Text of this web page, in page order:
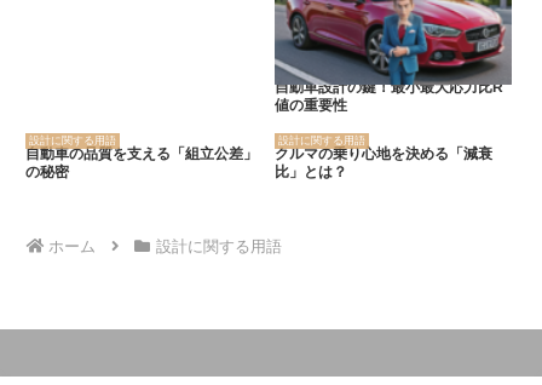
自動車設計の鍵！最小最大応力比R
値の重要性
設計に関する用語
自動車の品質を支える「組立公差」
の秘密
設計に関する用語
クルマの乗り心地を決める「減衰
比」とは？
ホーム 設計に関する用語